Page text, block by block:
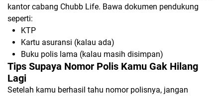
kantor cabang Chubb Life. Bawa dokumen pendukung
seperti:
KTP
Kartu asuransi (kalau ada)
Buku polis lama (kalau masih disimpan)
Tips Supaya Nomor Polis Kamu Gak Hilang
Lagi
Setelah kamu berhasil tahu nomor polisnya, jangan